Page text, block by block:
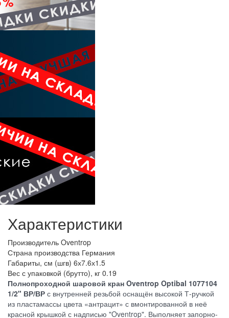
Характеристики
Производитель Oventrop
Страна производства Германия
Габариты, см (шгв) 6х7.6х1.5
Вес с упаковкой (брутто), кг 0.19
Полнопроходной шаровой кран Oventrop Optibal 1077104
1/2" ВР/ВР с внутренней резьбой оснащён высокой Т-ручкой
из пластамассы цвета «антрацит» с вмонтированной в неё
красной крышкой с надписью "Oventrop". Выполняет запорно-